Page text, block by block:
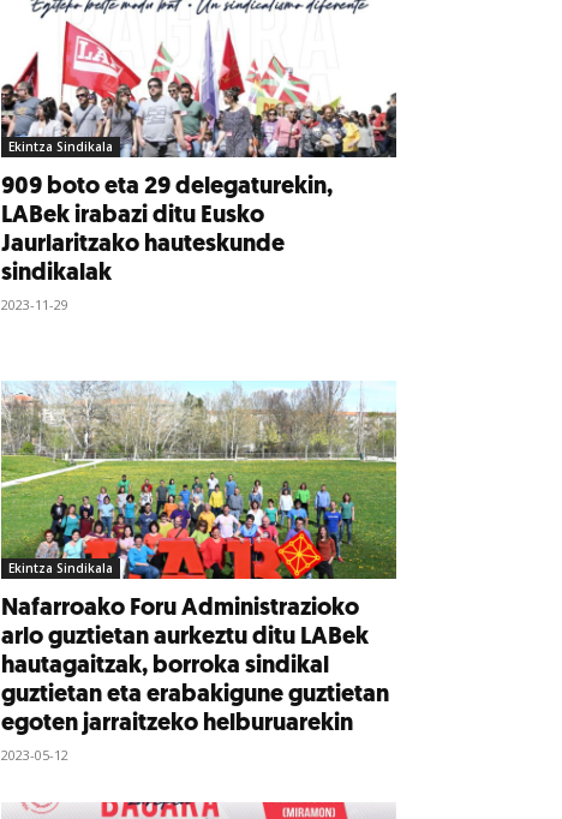
Ekintza Sindikala
909 boto eta 29 delegaturekin,
LABek irabazi ditu Eusko
Jaurlaritzako hauteskunde
sindikalak
2023-11-29
Ekintza Sindikala
Nafarroako Foru Administrazioko
arlo guztietan aurkeztu ditu LABek
hautagaitzak, borroka sindikal
guztietan eta erabakigune guztietan
egoten jarraitzeko helburuarekin
2023-05-12